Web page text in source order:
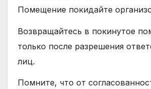
Помещение покидайте
Возвращайтесь в покинутое
только после разрешения
лиц.
Помните, что от